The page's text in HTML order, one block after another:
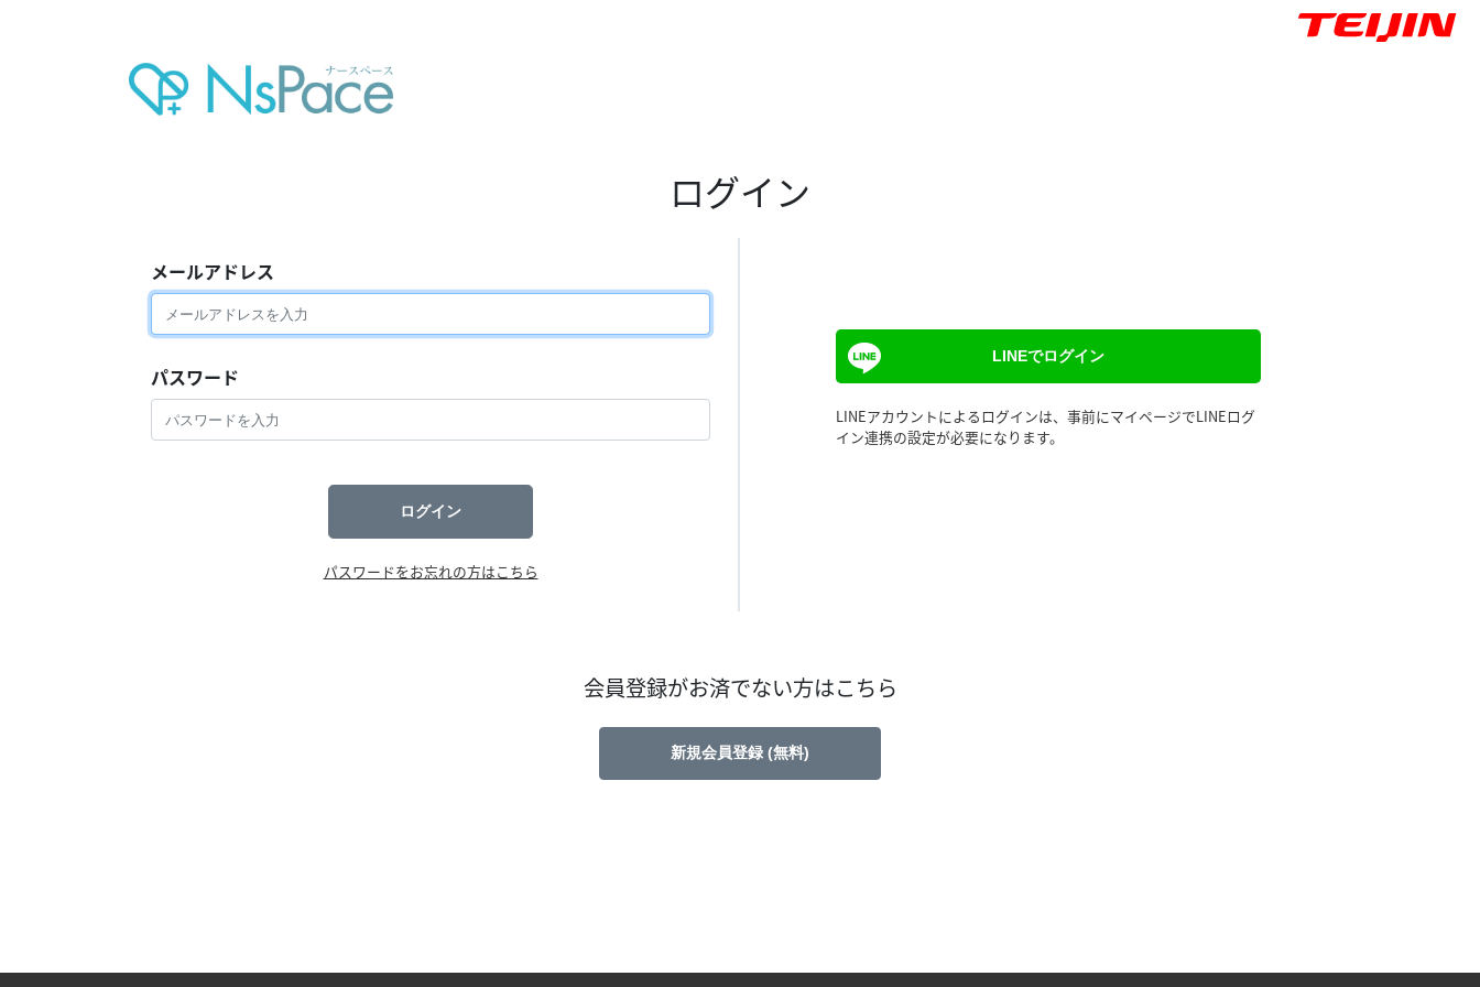
ログイン
メールアドレス
パスワード
ログイン
パスワードをお忘れの方はこちら
LINEでログイン
LINEアカウントによるログインは、事前にマイページでLINEログ
イン連携の設定が必要になります。
会員登録がお済でない方はこちら
新規会員登録 (無料)